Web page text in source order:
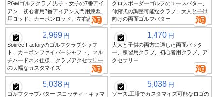
PGMゴルフクラブ:男子・女子の7番アイ
アン、初心者用7番アイアン入門用練習
用ロッド、カーボンロッド、左右護身用
クロスボーダーゴルフのユースパター、
伸縮式の調整可能なクラブ、大人と子供
向けの両面ゴルフパター
2,969 円
Source Factoryのゴルフクラブシャフ
ト、カーボンファイバーシャフト、マル
チハードネス仕様、クラブアクセサリー
の大幅なカスタマイズ
1,470 円
大人と子供の両方に適した両面パッタ
ー、練習用クラブ、初心者用クラブ、ア
クセサリー
5,038 円
ゴルフクラブパター スコッティ・キャマ
5,038 円
ソース:工場でカスタマイズ可能なロゴの